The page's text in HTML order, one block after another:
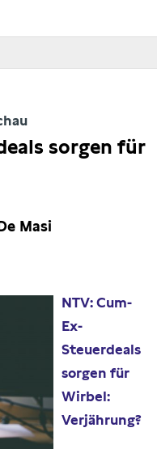
sorgen für
Masi
NTV: Cum-
Ex-
Steuerdeals
sorgen für
Wirbel:
Verjährung?